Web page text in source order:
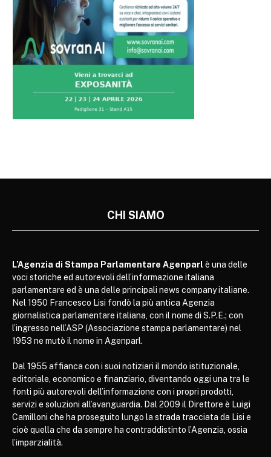
CHI SIAMO
L’Agenzia di Stampa Parlamentare Agenparl è una delle
voci storiche ed autorevoli dell’informazione italiana
parlamentare ed è una delle principali news company italiane.
Nel 1950 Francesco Lisi fondò la più antica Agenzia
giornalistica parlamentare italiana, con il nome di S.P.E.; con
l’ingresso nell’ASP (Associazione stampa parlamentare) nel
1953 ne mutò il nome in Agenparl.
Dal 1955 affianca con i suoi notiziari il mondo istituzionale,
editoriale, economico e finanziario, diventando oggi una tra le
fonti più autorevoli dell’informazione con i propri prodotti,
servizi e soluzioni all’avanguardia. Dal 2009 il Direttore è Luigi
Camilloni che ha proseguito lungo la strada tracciata da Lisi e
cioè quella che da sempre ha contraddistinto l’Agenzia, ossia
l’imparzialità.